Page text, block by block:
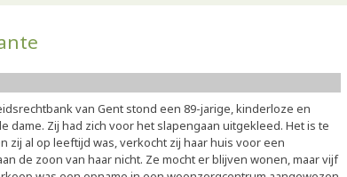
van Gent stond een 89-jarige, kinderloze en
dame. Zij had zich voor het slapengaan uitgekleed. Het is te
zij al op leeftijd was, verkocht zij haar huis voor een
de zoon van haar nicht. Ze mocht er blijven wonen, maar vijf